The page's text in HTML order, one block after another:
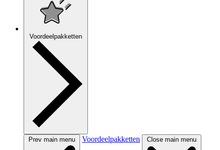
Voordeelpakketten
Prev main menu Voordeelpakketten Close main menu